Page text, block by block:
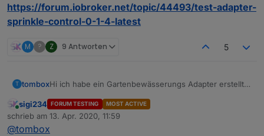
https://forum.iobroker.net/topic/44493/test-adapter-
sprinkle-control-0-1-4-latest
M ? Z 9 Antworten 5
T tomboxHi ich habe ein Gartenbewässerungs Adapter erstellt.
komplett neugeschrieben nur die Optionen wurden
übernommen.
Zum Installieren:
https://github.com/TA2k/ioBroker.gartenbewaesserun
Online
sigi234 FORUM TESTING MOST ACTIVE
schrieb am 13. Apr. 2020, 11:59
zuletzt editiert von
@tombox